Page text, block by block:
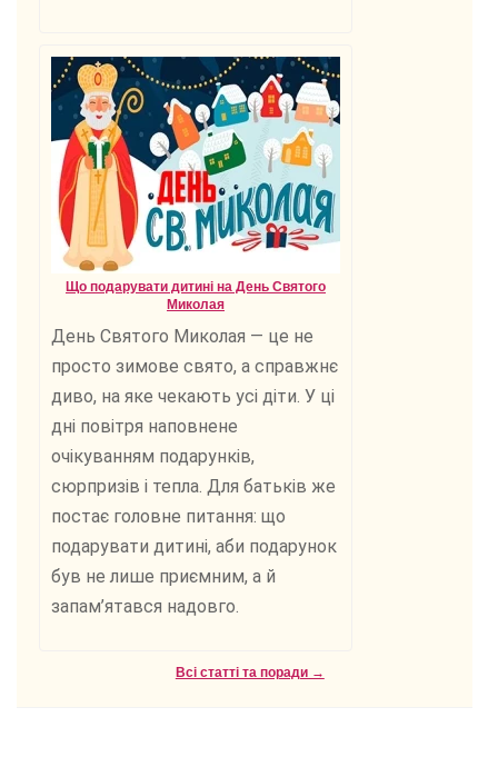
Що подарувати дитині на День Святого
Миколая
День Святого Миколая — це не
просто зимове свято, а справжнє
диво, на яке чекають усі діти. У ці
дні повітря наповнене
очікуванням подарунків,
сюрпризів і тепла. Для батьків же
постає головне питання: що
подарувати дитині, аби подарунок
був не лише приємним, а й
запам’ятався надовго.
Всі статті та поради →